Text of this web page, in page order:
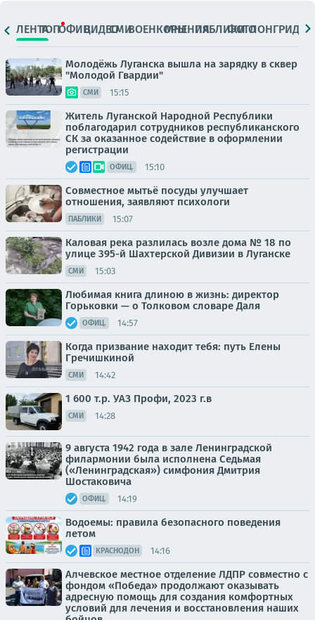
ЛЕНТАТОПОФИЦ.ВИДЕОСМИВОЕНКОРЫМНЕНИЯПАБЛИКИ
ФОТОЛОНГРИДЫ
Молодёжь Луганска вышла на зарядку в сквер
"Молодой Гвардии"
СМИ 15:15
Житель Луганской Народной Республики
поблагодарил сотрудников республиканского
СК за оказанное содействие в оформлении
регистрации
ОФИЦ. 15:10
Совместное мытьё посуды улучшает
отношения, заявляют психологи
ПАБЛИКИ 15:07
Каловая река разлилась возле дома № 18 по
улице 395-й Шахтерской Дивизии в Луганске
СМИ 15:03
Любимая книга длиною в жизнь: директор
Горьковки — о Толковом словаре Даля
ОФИЦ. 14:57
Когда призвание находит тебя: путь Елены
Гречишкиной
СМИ 14:42
1 600 т.р. УАЗ Профи, 2023 г.в
СМИ 14:28
9 августа 1942 года в зале Ленинградской
филармонии была исполнена Седьмая
(«Ленинградская») симфония Дмитрия
Шостаковича
ОФИЦ. 14:19
Водоемы: правила безопасного поведения
летом
КРАСНОДОН 14:16
Алчевское местное отделение ЛДПР совместно с
фондом «Победа» продолжают оказывать
адресную помощь для создания комфортных
условий для лечения и восстановления наших